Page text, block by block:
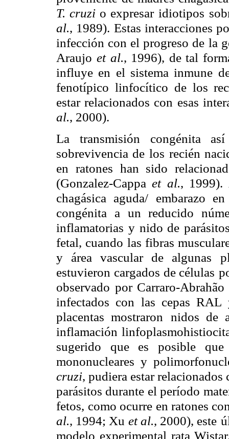
T. cruzi o expresar idiotipos
al., 1989). Estas interacciones
infección con el progreso de la
Araujo et al., 1996), de tal
influye en el sistema inmune
fenotípico linfocítico de los
estar relacionados con esas
al., 2000).
La transmisión congénita
sobrevivencia de los recién
en ratones han sido
(Gonzalez-Cappaet al., 1999).
chagásica aguda/ embarazo
congénita a un reducido
inflamatorias y nido de
fetal, cuando las fibras
y área vascular de algunas
estuvieron cargados de células
observado por Carraro-Abrahão
infectados con las cepas
placentas mostraron
nidos de
inflamación
sugerido que es posible
mononucleares y
cruzi, pudiera estar
parásitos durante el período
fetos, como ocurre en ratones
al., 1994; Xu et al., 2000), este
modelo experimental rata